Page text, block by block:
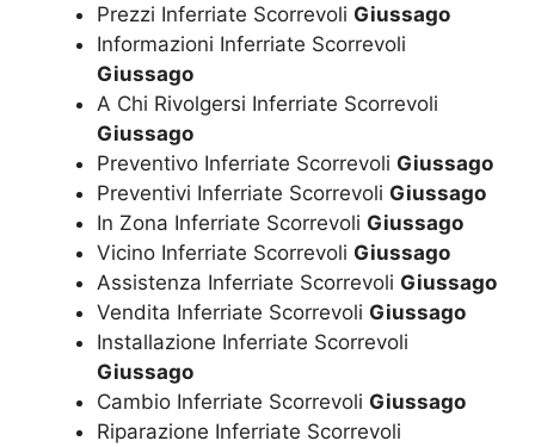
Prezzi Inferriate Scorrevoli Giussago
Informazioni Inferriate Scorrevoli
Giussago
A Chi Rivolgersi Inferriate Scorrevoli
Giussago
Preventivo Inferriate Scorrevoli Giussago
Preventivi Inferriate Scorrevoli Giussago
In Zona Inferriate Scorrevoli Giussago
Vicino Inferriate Scorrevoli Giussago
Assistenza Inferriate Scorrevoli Giussago
Vendita Inferriate Scorrevoli Giussago
Installazione Inferriate Scorrevoli
Giussago
Cambio Inferriate Scorrevoli Giussago
Riparazione Inferriate Scorrevoli